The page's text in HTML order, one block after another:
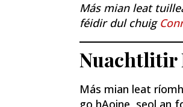
Más mian leat
féidir dul chuig
Nuachtlitir
Más mian leat